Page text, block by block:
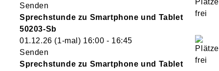
Senden
Sprechstunde zu Smartphone und Tablet
50203-Sb
01.12.26 (1-mal) 16:00 - 16:45
Senden
Sprechstunde zu Smartphone und Tablet